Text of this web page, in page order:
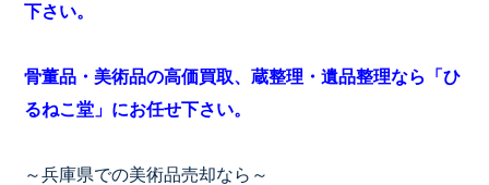
下さい。
骨董品・美術品の高価買取、蔵整理・遺品整理なら「ひ
るねこ堂」にお任せ下さい。
～兵庫県での美術品売却なら～